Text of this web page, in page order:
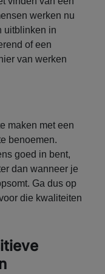
werken nu
uitblinken in
of een
van werken
maken met een
benoemen.
goed in bent,
dan wanneer je
Ga dus op
die kwaliteiten